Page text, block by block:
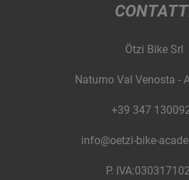
Ötzi Bike Srl
Naturno Val Venosta -
+39 347
info@oetzi-bike-
P.